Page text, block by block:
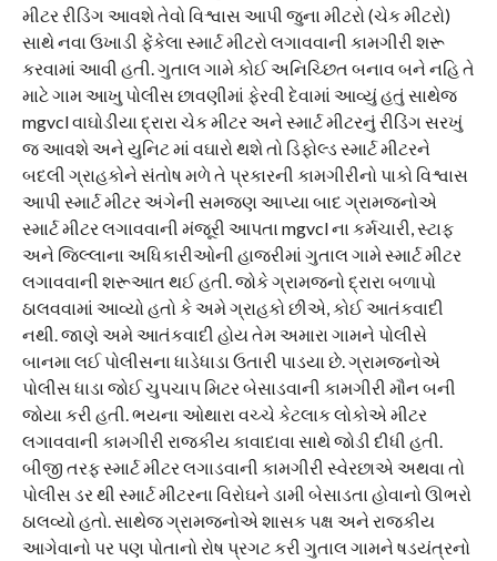
મીટર રીડિંગ આવશે તેવો વિશ્વાસ આપી જુના મીટરો (ચેક મીટરો)
સાથે નવા ઉખાડી ફેંકેલા સ્માર્ટ મીટરો લગાવવાની કામગીરી શરૂ
કરવામાં આવી હતી. ગુતાલ ગામે કોઈ અનિચ્છિત બનાવ બને નહિ તે
માટે ગામ આખુ પોલીસ છાવણીમાં ફેરવી દેવામાં આવ્યું હતું સાથેજ
mgvcl વાઘોડીયા દ્રારા ચેક મીટર અને સ્માર્ટ મીટરનું રીડિંગ સરખું
જ આવશે અને યુનિટ માં વઘારો થશે તો ડિફોલ્ડ સ્માર્ટ મીટરને
બદલી ગ્રાહકોને સંતોષ મળે તે પ્રકારની કામગીરીનો પાકો વિશ્વાસ
આપી સ્માર્ટ મીટર અંગેની સમજણ આપ્યા બાદ ગ્રામજનોએ
સ્માર્ટ મીટર લગાવવાની મંજૂરી આપતા mgvcl ના કર્મચારી, સ્ટાફ
અને જિલ્લાના અધિકારીઓની હાજરીમાં ગુતાલ ગામે સ્માર્ટ મીટર
લગાવવાની શરૂઆત થઈ હતી. જોકે ગ્રામજનો દ્રારા બળાપો
ઠાલવવામાં આવ્યો હતો કે અમે ગ્રાહકો છીએ, કોઈ આતંકવાદી
નથી. જાણે અમે આતંકવાદી હોય તેમ અમારા ગામને પોલીસે
બાનમા લઈ પોલીસના ધાડેધાડા ઉતારી પાડયા છે. ગ્રામજનોએ
પોલીસ ધાડા જોઈ ચુપચાપ મિટર બેસાડવાની કામગીરી મૌન બની
જોયા કરી હતી. ભયના ઓથારા વચ્ચે કેટલાક લોકોએ મીટર
લગાવવાની કામગીરી રાજકીય કાવાદાવા સાથે જોડી દીધી હતી.
બીજી તરફ સ્માર્ટ મીટર લગાડવાની કામગીરી સ્વેરછાએ અથવા તો
પોલીસ ડર થી સ્માર્ટ મીટરના વિરોઘને ડામી બેસાડતા હોવાનો ઊભરો
ઠાલવ્યો હતો. સાથેજ ગ્રામજનોએ શાસક પક્ષ અને રાજકીય
આગેવાનો પર પણ પોતાનો રોષ પ્રગટ કરી ગુતાલ ગામને ષડયંત્રનો